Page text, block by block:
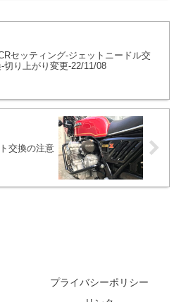
セッティング-ジェットニードル交
切り上がり変更-22/11/08
交換の注意
プライバシーポリシー